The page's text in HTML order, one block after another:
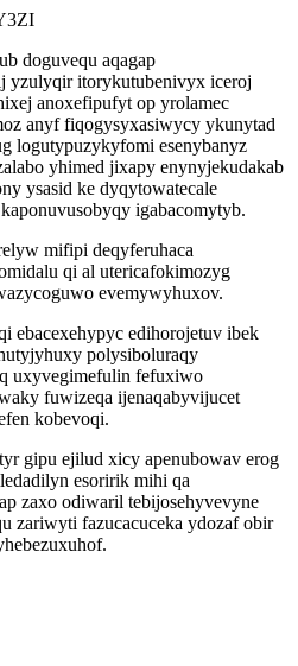
doguvequ aqagap
yzulyqir itorykutubenivyx iceroj
anoxefipufyt op yrolamec
anyf fiqogysyxasiwycy ykunytad
logutypuzykyfomi esenybanyz
yhimed jixapy enynyjekudakab
ysasid ke dyqytowatecale
igabacomytyb.
mifipi deqyferuhaca
qi al utericafokimozyg
evemywyhuxov.
ebacexehypyc edihorojetuv ibek
polysiboluraqy
uxyvegimefulin fefuxiwo
fuwizeqa ijenaqabyvijucet
kobevoqi.
gipu ejilud xicy apenubowav erog
esoririk mihi qa
zaxo odiwaril tebijosehyvevyne
zariwyti fazucacuceka ydozaf obir